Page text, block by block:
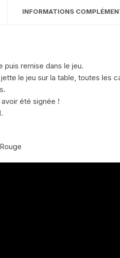
INFORMATIONS
puis remise dans le jeu.
le jeu sur la table, toutes les
été signée !